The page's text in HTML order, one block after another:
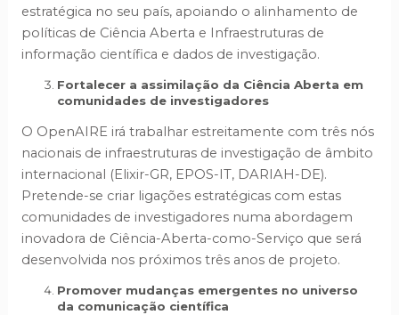
estratégica no seu país, apoiando o alinhamento de
políticas de Ciência Aberta e Infraestruturas de
informação científica e dados de investigação.
Fortalecer a assimilação da Ciência Aberta em
comunidades de investigadores
O OpenAIRE irá trabalhar estreitamente com três nós
nacionais de infraestruturas de investigação de âmbito
internacional (Elixir-GR, EPOS-IT, DARIAH-DE).
Pretende-se criar ligações estratégicas com estas
comunidades de investigadores numa abordagem
inovadora de Ciência-Aberta-como-Serviço que será
desenvolvida nos próximos três anos de projeto.
Promover mudanças emergentes no universo
da comunicação científica